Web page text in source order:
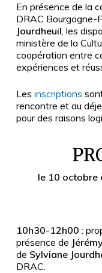
En présence de la
DRAC Bourgogne-
Jourdheuil, les
ministère de la
coopération entre
expériences et
Les inscriptions
rencontre et au
pour des raisons
le 10 octobre
10h30-12h00 :
présence de
de Sylviane
DRAC.